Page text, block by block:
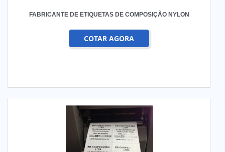
FABRICANTE DE ETIQUETAS DE COMPOSIÇÃO NYLON
COTAR AGORA